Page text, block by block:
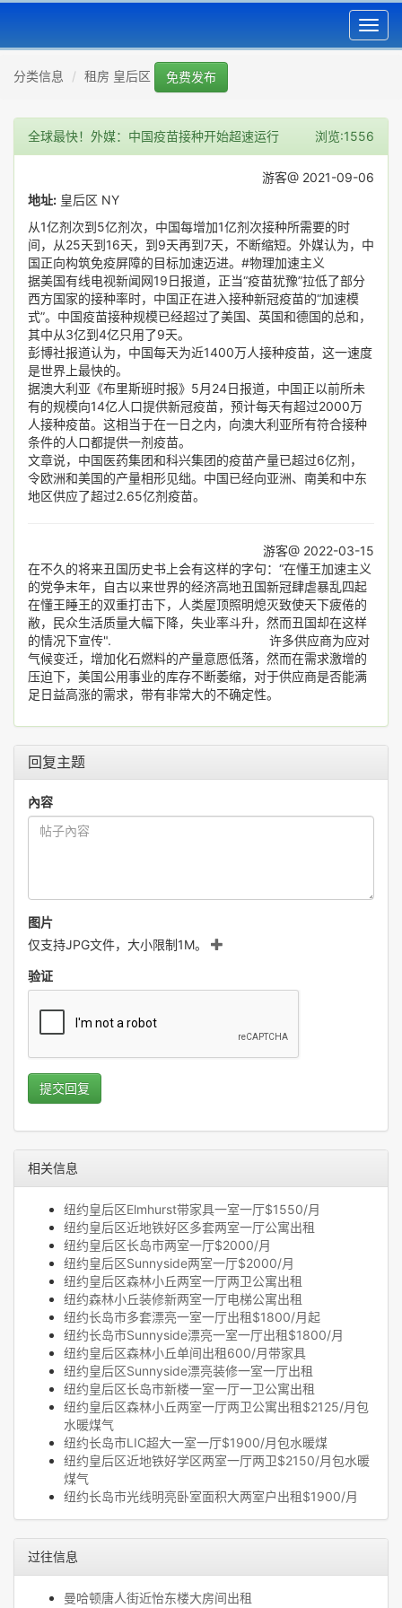
分类信息 租房 皇后区 免费发布
全球最快！外媒：中国疫苗接种开始超速运行 浏览:1556
游客@ 2021-09-06
地址: 皇后区 NY
从1亿剂次到5亿剂次，中国每增加1亿剂次接种所需要的时
间，从25天到16天，到9天再到7天，不断缩短。外媒认为，中
国正向构筑免疫屏障的目标加速迈进。#物理加速主义
据美国有线电视新闻网19日报道，正当“疫苗犹豫”拉低了部分
西方国家的接种率时，中国正在进入接种新冠疫苗的“加速模
式”。中国疫苗接种规模已经超过了美国、英国和德国的总和，
其中从3亿到4亿只用了9天。
彭博社报道认为，中国每天为近1400万人接种疫苗，这一速度
是世界上最快的。
据澳大利亚《布里斯班时报》5月24日报道，中国正以前所未
有的规模向14亿人口提供新冠疫苗，预计每天有超过2000万
人接种疫苗。这相当于在一日之内，向澳大利亚所有符合接种
条件的人口都提供一剂疫苗。
文章说，中国医药集团和科兴集团的疫苗产量已超过6亿剂，
令欧洲和美国的产量相形见绌。中国已经向亚洲、南美和中东
地区供应了超过2.65亿剂疫苗。
游客@ 2022-03-15
在不久的将来丑国历史书上会有这样的字句：“在懂王加速主义
的党争末年，自古以来世界的经济高地丑国新冠肆虐暴乱四起
在懂王睡王的双重打击下，人类屋顶照明熄灭致使天下疲倦的
敝，民众生活质量大幅下降，失业率斗升，然而丑国却在这样
的情况下宣传". 许多供应商为应对
气候变迁，增加化石燃料的产量意愿低落，然而在需求激增的
压迫下，美国公用事业的库存不断萎缩，对于供应商是否能满
足日益高涨的需求，带有非常大的不确定性。
回复主题
內容
图片
仅支持JPG文件，大小限制1M。
验证
提交回复
相关信息
纽约皇后区Elmhurst带家具一室一厅$1550/月
纽约皇后区近地铁好区多套两室一厅公寓出租
纽约皇后区长岛市两室一厅$2000/月
纽约皇后区Sunnyside两室一厅$2000/月
纽约皇后区森林小丘两室一厅两卫公寓出租
纽约森林小丘装修新两室一厅电梯公寓出租
纽约长岛市多套漂亮一室一厅出租$1800/月起
纽约长岛市Sunnyside漂亮一室一厅出租$1800/月
纽约皇后区森林小丘单间出租600/月带家具
纽约皇后区Sunnyside漂亮装修一室一厅出租
纽约皇后区长岛市新楼一室一厅一卫公寓出租
纽约皇后区森林小丘两室一厅两卫公寓出租$2125/月包
水暖煤气
纽约长岛市LIC超大一室一厅$1900/月包水暖煤
纽约皇后区近地铁好学区两室一厅两卫$2150/月包水暖
煤气
纽约长岛市光线明亮卧室面积大两室户出租$1900/月
过往信息
曼哈顿唐人街近怡东楼大房间出租